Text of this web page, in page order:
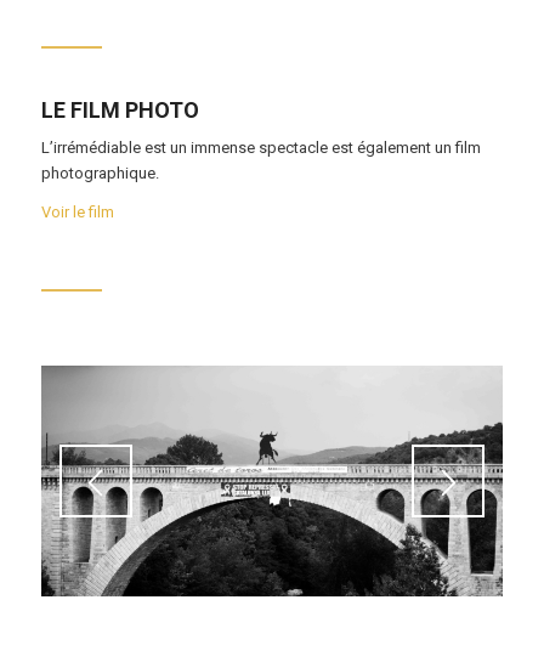
LE FILM PHOTO
L’irrémédiable est un immense spectacle est également un film
photographique.
Voir le film